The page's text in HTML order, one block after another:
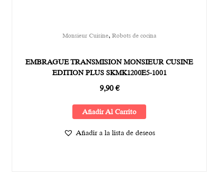
Monsieur Cuisine, Robots de cocina
EMBRAGUE TRANSMISION MONSIEUR CUSINE
EDITION PLUS SKMK1200E5-1001
9,90€
Añadir Al Carrito
Añadir a la lista de deseos